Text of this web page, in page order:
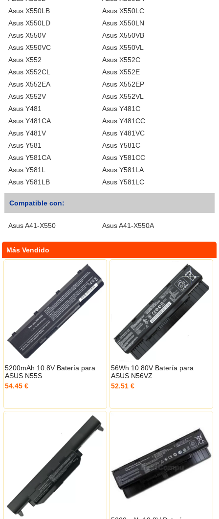
Asus X550LB
Asus X550LC
Asus X550LD
Asus X550LN
Asus X550V
Asus X550VB
Asus X550VC
Asus X550VL
Asus X552
Asus X552C
Asus X552CL
Asus X552E
Asus X552EA
Asus X552EP
Asus X552V
Asus X552VL
Asus Y481
Asus Y481C
Asus Y481CA
Asus Y481CC
Asus Y481V
Asus Y481VC
Asus Y581
Asus Y581C
Asus Y581CA
Asus Y581CC
Asus Y581L
Asus Y581LA
Asus Y581LB
Asus Y581LC
Compatible con:
Asus A41-X550 Asus A41-X550A
Más Vendido
5200mAh 10.8V Batería para
ASUS N55S
54.45 €
56Wh 10.80V Batería para
ASUS N56VZ
52.51 €